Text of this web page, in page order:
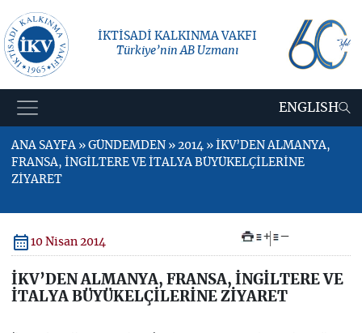
İKTİSADİ KALKINMA VAKFI
Türkiye’nin AB Uzmanı
ENGLISH
ANA SAYFA » GÜNDEMDEN » 2014 » İKV’DEN ALMANYA,
FRANSA, İNGİLTERE VE İTALYA BÜYÜKELÇİLERİNE
ZİYARET
10 Nisan 2014 + –
İKV’DEN ALMANYA, FRANSA, İNGİLTERE VE
İTALYA BÜYÜKELÇİLERİNE ZİYARET